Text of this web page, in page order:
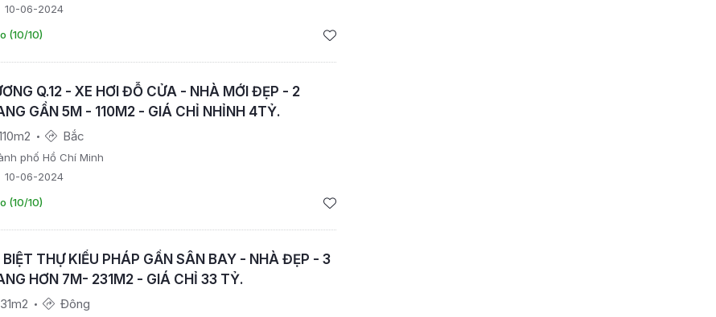
10-06-2024
(10/10)
Q.12 - XE HƠI ĐỖ CỬA - NHÀ MỚI ĐẸP - 2
GẦN 5M - 110M2 - GIÁ CHỈ NHỈNH 4TỶ.
Bắc
phố Hồ Chí Minh
10-06-2024
(10/10)
BIỆT THỰ KIỂU PHÁP GẦN SÂN BAY - NHÀ ĐẸP - 3
HƠN 7M- 231M2 - GIÁ CHỈ 33 TỶ.
Đông